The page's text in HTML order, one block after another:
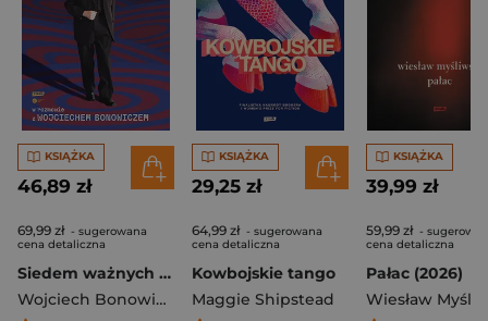
KSIĄŻKA
46,89 zł
69,99 zł - sugerowana
cena detaliczna
Siedem ważnych słów. Michał Heller w rozmowie z Wojciechem Bonowiczem
Wojciech Bonowicz
Michał Heller
KSIĄŻKA
29,25 zł
64,99 zł - sugerowana
cena detaliczna
Kowbojskie tango
Maggie Shipstead
KSIĄŻKA
39,99 zł
59,99 zł -
cena detaliczna
Pałac (2026)
Wiesław